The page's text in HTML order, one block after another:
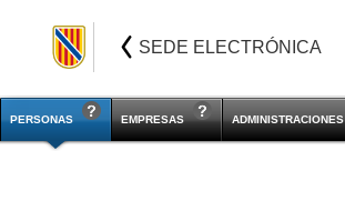
SEDE ELECTRÓNICA
PERSONAS EMPRESAS ADMINISTRACIONES